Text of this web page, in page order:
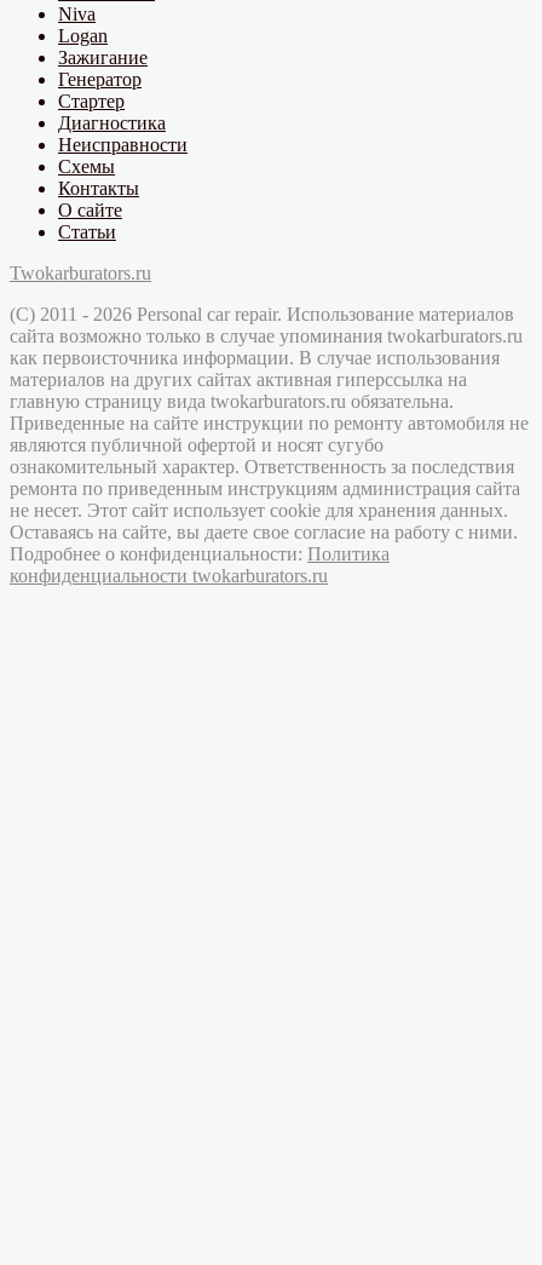
Niva
Logan
Зажигание
Генератор
Стартер
Диагностика
Неисправности
Схемы
Контакты
О сайте
Статьи
Twokarburators.ru
(C) 2011 - 2026 Personal car repair. Использование материалов
сайта возможно только в случае упоминания twokarburators.ru
как первоисточника информации. В случае использования
материалов на других сайтах активная гиперссылка на
главную страницу вида twokarburators.ru обязательна.
Приведенные на сайте инструкции по ремонту автомобиля не
являются публичной офертой и носят сугубо
ознакомительный характер. Ответственность за последствия
ремонта по приведенным инструкциям администрация сайта
не несет. Этот сайт использует cookie для хранения данных.
Оставаясь на сайте, вы даете свое согласие на работу с ними.
Подробнее о конфиденциальности: Политика
конфиденциальности twokarburators.ru